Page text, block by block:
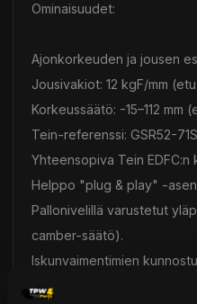
Ominaisuudet:
Ajonkorkeuden ja jousen
Jousivakiot: 12 kgF/mm
Korkeussäätö: -15–112 mm
Tein-referenssi: GSR52-
Yhteensopiva Tein EDFC:n
Helppo "plug & play" -
Pallonivelillä varustetut
camber-säätö).
Iskunvaimentimien
16-portainen